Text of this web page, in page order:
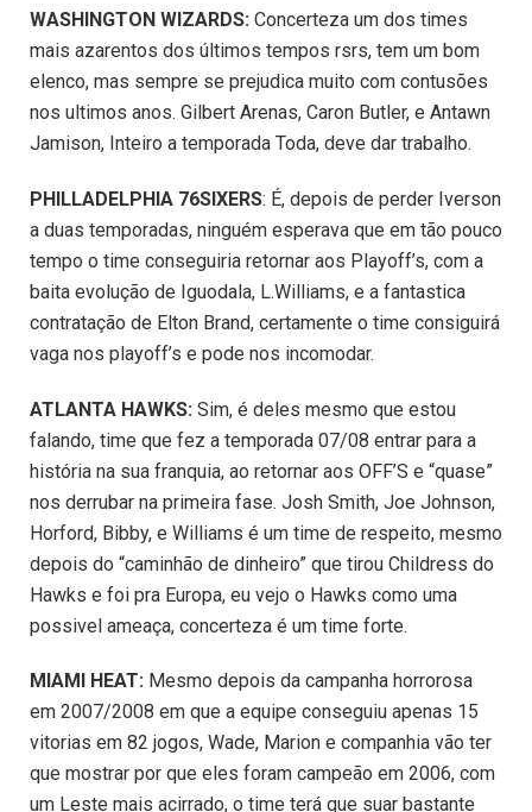
WASHINGTON WIZARDS: Concerteza um dos times
mais azarentos dos últimos tempos rsrs, tem um bom
elenco, mas sempre se prejudica muito com contusões
nos ultimos anos. Gilbert Arenas, Caron Butler, e Antawn
Jamison, Inteiro a temporada Toda, deve dar trabalho.
PHILLADELPHIA 76SIXERS: É, depois de perder Iverson
a duas temporadas, ninguém esperava que em tão pouco
tempo o time conseguiria retornar aos Playoff’s, com a
baita evolução de Iguodala, L.Williams, e a fantastica
contratação de Elton Brand, certamente o time consiguirá
vaga nos playoff’s e pode nos incomodar.
ATLANTA HAWKS: Sim, é deles mesmo que estou
falando, time que fez a temporada 07/08 entrar para a
história na sua franquia, ao retornar aos OFF’S e “quase”
nos derrubar na primeira fase. Josh Smith, Joe Johnson,
Horford, Bibby, e Williams é um time de respeito, mesmo
depois do “caminhão de dinheiro” que tirou Childress do
Hawks e foi pra Europa, eu vejo o Hawks como uma
possivel ameaça, concerteza é um time forte.
MIAMI HEAT: Mesmo depois da campanha horrorosa
em 2007/2008 em que a equipe conseguiu apenas 15
vitorias em 82 jogos, Wade, Marion e companhia vão ter
que mostrar por que eles foram campeão em 2006, com
um Leste mais acirrado, o time terá que suar bastante